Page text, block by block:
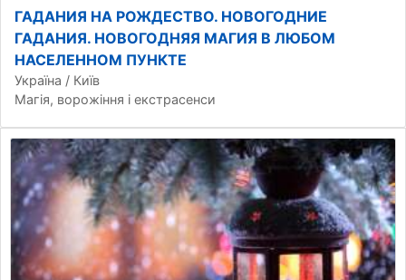
ГАДАНИЯ НА РОЖДЕСТВО. НОВОГОДНИЕ
ГАДАНИЯ. НОВОГОДНЯЯ МАГИЯ В ЛЮБОМ
НАСЕЛЕННОМ ПУНКТЕ
Україна / Київ
Магія, ворожіння і екстрасенси